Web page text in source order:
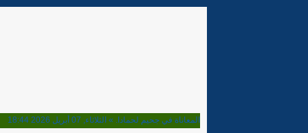
المعاناة في جحيم لحمادا. » الثلاثاء, 07 أبريل 2026 18:44